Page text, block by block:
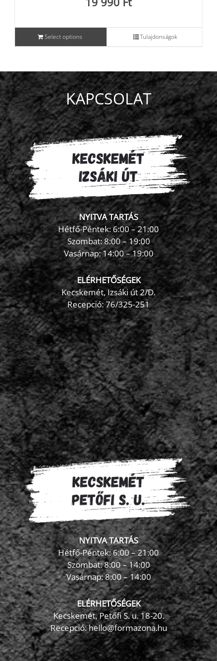
Select options Tulajdonságok
KAPCSOLAT
NYITVA TARTÁS
Hétfő-Péntek: 6:00 – 21:00
Szombat: 8:00 – 19:00
Vasárnap: 14:00 – 19:00
ELÉRHETŐSÉGEK
Kecskemét, Izsáki út 2/D.
Recepció:76/325-251
NYITVA TARTÁS
Hétfő-Péntek: 6:00 – 21:00
Szombat: 8:00 – 14:00
Vasárnap: 8:00 – 14:00
ELÉRHETŐSÉGEK
Kecskemét, Petőfi S. u. 18-20.
Recepció: hello@formazona.hu